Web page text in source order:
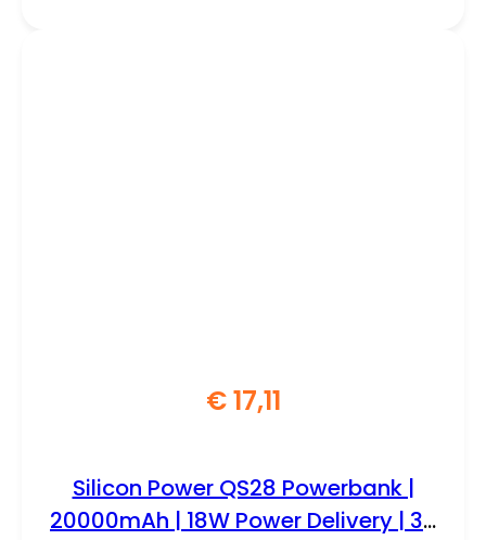
€17,11
Silicon Power QS28 Powerbank |
20000mAh | 18W Power Delivery | 3-